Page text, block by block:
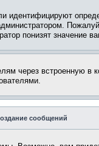
понизят значение
через
сообщений